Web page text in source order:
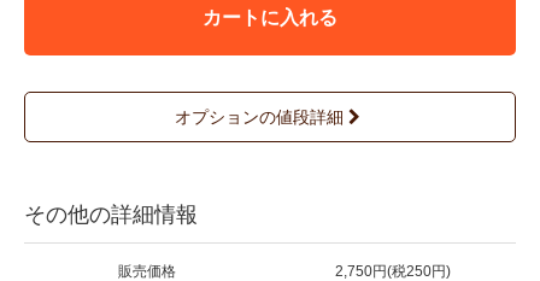
カートに入れる
オプションの値段詳細
その他の詳細情報
販売価格 2,750円(税250円)